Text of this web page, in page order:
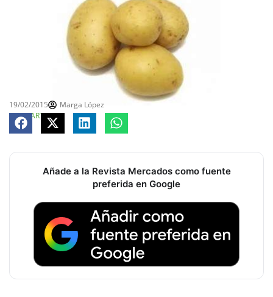
19/02/2015
Marga López
COMPARTE
Añade a la Revista Mercados como fuente
preferida en Google